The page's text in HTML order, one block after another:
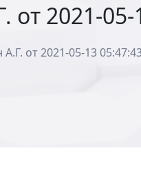
от 2021-
А.Г. от 2021-05-13